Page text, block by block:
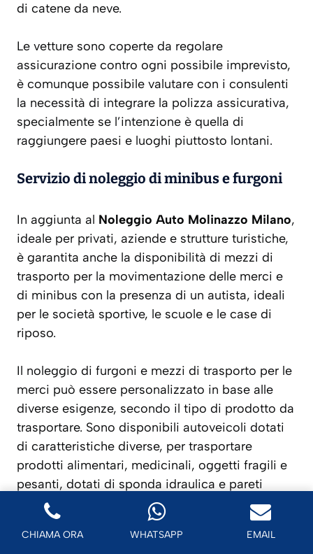
di catene da neve.
Le vetture sono coperte da regolare
assicurazione contro ogni possibile imprevisto,
è comunque possibile valutare con i consulenti
la necessità di integrare la polizza assicurativa,
specialmente se l’intenzione è quella di
raggiungere paesi e luoghi piuttosto lontani.
Servizio di noleggio di minibus e furgoni
In aggiunta al Noleggio Auto Molinazzo Milano,
ideale per privati, aziende e strutture turistiche,
è garantita anche la disponibilità di mezzi di
trasporto per la movimentazione delle merci e
di minibus con la presenza di un autista, ideali
per le società sportive, le scuole e le case di
riposo.
Il noleggio di furgoni e mezzi di trasporto per le
merci può essere personalizzato in base alle
diverse esigenze, secondo il tipo di prodotto da
trasportare. Sono disponibili autoveicoli dotati
di caratteristiche diverse, per trasportare
prodotti alimentari, medicinali, oggetti fragili e
pesanti, dotati di sponda idraulica e pareti
coibentate.
Per ricevere informazioni precise, si consiglia di
CHIAMA ORA WHATSAPP EMAIL